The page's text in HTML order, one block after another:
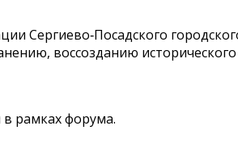
Сергиево‑Посадского
воссозданию
рамках форума.